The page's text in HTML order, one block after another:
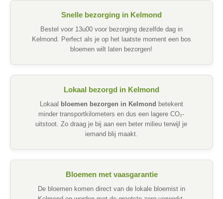
Snelle bezorging in Kelmond
Bestel voor 13u00 voor bezorging dezelfde dag in
Kelmond. Perfect als je op het laatste moment een bos
bloemen wilt laten bezorgen!
Lokaal bezorgd in Kelmond
Lokaal bloemen bezorgen in Kelmond betekent
minder transportkilometers en dus een lagere CO₂-
uitstoot. Zo draag je bij aan een beter milieu terwijl je
iemand blij maakt.
Bloemen met vaasgarantie
De bloemen komen direct van de lokale bloemist in